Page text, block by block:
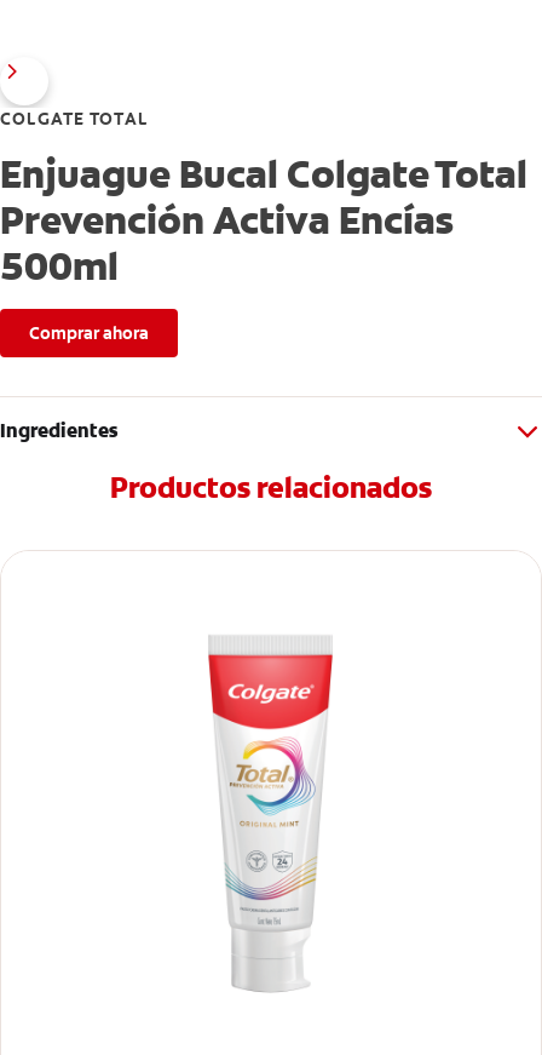
COLGATE TOTAL
Enjuague Bucal Colgate Total
Prevención Activa Encías
500ml
Comprar ahora
Ingredientes
Productos relacionados